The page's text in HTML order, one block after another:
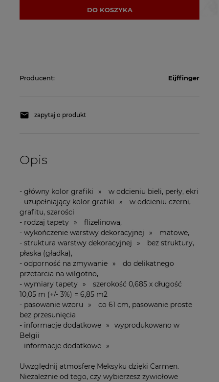
DO KOSZYKA
Producent: Eijffinger
zapytaj o produkt
Opis
- główny kolor grafiki » w odcieniu bieli, perły, ekri
- uzupełniający kolor grafiki » w odcieniu czerni,
grafitu, szarości
- rodzaj tapety » flizelinowa,
- wykończenie warstwy dekoracyjnej » matowe,
- struktura warstwy dekoracyjnej » bez struktury,
płaska (gładka),
- odporność na zmywanie » do delikatnego
przetarcia na wilgotno,
- wymiary tapety » szerokość 0,685 x długość
10,05 m (+/- 3%) = 6,85 m2
- pasowanie wzoru » co 61 cm, pasowanie proste
bez przesunięcia
- informacje dodatkowe » wyprodukowano w
Belgii
- informacje dodatkowe »
Uwzględnij atmosferę Meksyku dzięki Carmen.
Niezależnie od tego, czy wybierzesz żywiołowe